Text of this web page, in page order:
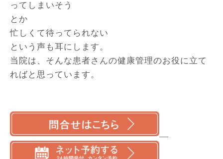
ってしまいそう
とか
忙しくて待ってられない
という声も耳にします。
当院は、そんな患者さんの健康管理のお役に立て
ればと思っています。